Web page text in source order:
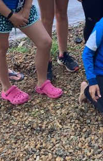
V této sekci se dozvíte něco o
a jeho úspěšných reprezentatech
kanoistiky.